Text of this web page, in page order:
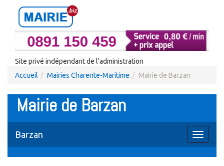
Site privé indépendant de l'administration
Accueil
Mairies Charente-Maritime Mairie de Barzan
Mairie de Barzan
Toggle
Barzan